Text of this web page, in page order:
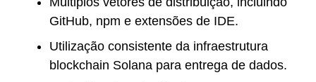
GitHub, npm e extensões de IDE.
Utilização consistente da infraestrutura
blockchain Solana para entrega de dados.